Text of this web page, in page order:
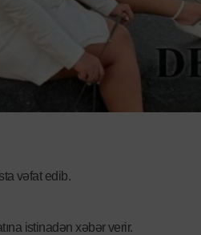
vəfat edib.
istinadən xəbər verir.